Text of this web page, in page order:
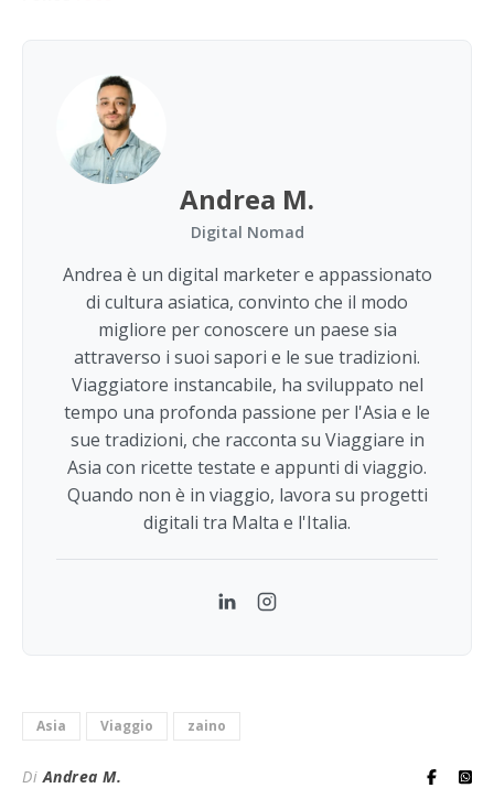
Andrea M.
Digital Nomad
Andrea è un digital marketer e appassionato
di cultura asiatica, convinto che il modo
migliore per conoscere un paese sia
attraverso i suoi sapori e le sue tradizioni.
Viaggiatore instancabile, ha sviluppato nel
tempo una profonda passione per l'Asia e le
sue tradizioni, che racconta su Viaggiare in
Asia con ricette testate e appunti di viaggio.
Quando non è in viaggio, lavora su progetti
digitali tra Malta e l'Italia.
LinkedInInstagram
Asia Viaggio zaino
Di Andrea M.